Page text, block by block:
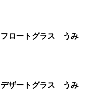
ノラネコぐんだん フロートグラス うみ
ノラネコぐんだん デザートグラス うみ